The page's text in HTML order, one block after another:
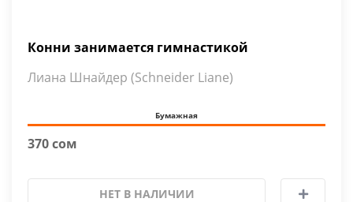
Конни занимается гимнастикой
Лиана Шнайдер (Schneider Liane)
Бумажная
370 сом
НЕТ В НАЛИЧИИ